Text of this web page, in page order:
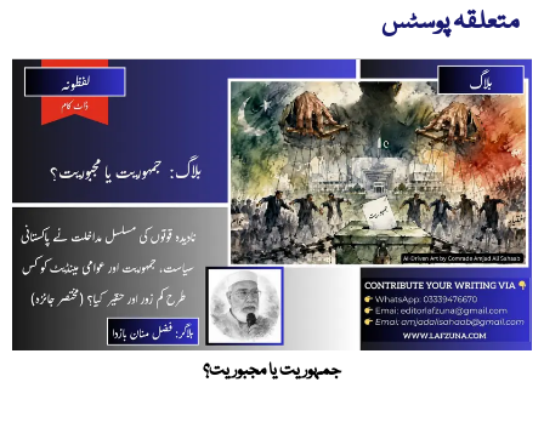
متعلقہ پوسٹس
جمہوریت یا مجبوریت؟